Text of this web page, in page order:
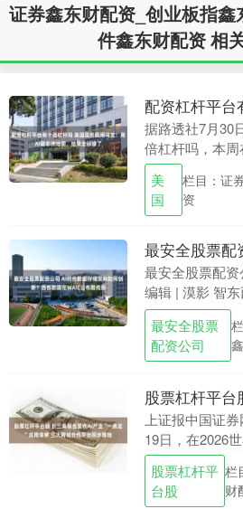
证券鑫东财配资_创业板指
件鑫东财配资 相
据路透社7月30
倍杠杆吗，本
2026年世界艾
员介绍新的全
稿中出现了....
美
国
栏目：证
资
最安全股票配
编辑 | 漠影 智
工智能大会
过参展与举行
最安全股票
配资公司
上证报中国证
19日，在2026
联长三角 协同
人工智能产业
台....
股票杠杆平
台股
栏
财